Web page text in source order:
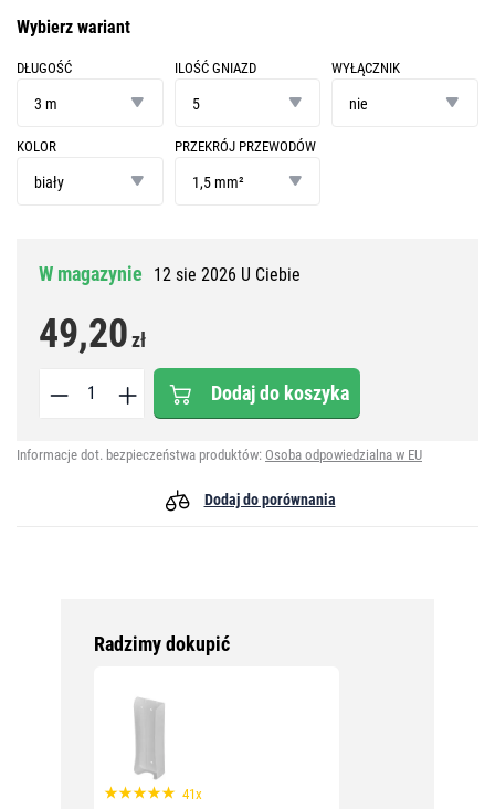
Wybierz wariant
DŁUGOŚĆ
3 m
ILOŚĆ GNIAZD
gniazd
5
WYŁĄCZNIK
nie
KOLOR
biały
PRZEKRÓJ PRZEWODÓW
przewodów
1,5 mm²
W magazynie 12 sie 2026 U Ciebie
49,20zł
Dodaj do koszyka
Informacje dot. bezpieczeństwa produktów: Osoba odpowiedzialna w EU
Dodaj do porównania
Radzimy dokupić
41x